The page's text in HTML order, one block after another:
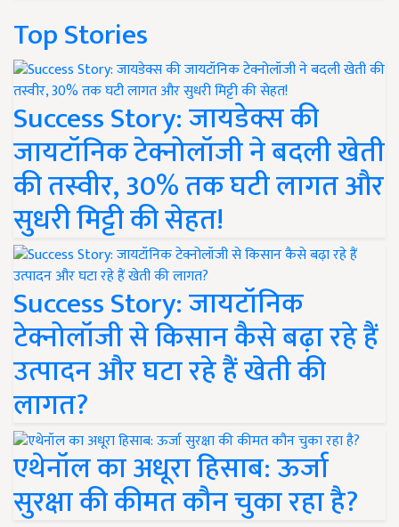
Top Stories
Success Story: जायडेक्स की
जायटॉनिक टेक्नोलॉजी ने बदली खेती
की तस्वीर, 30% तक घटी लागत और
सुधरी मिट्टी की सेहत!
Success Story: जायटॉनिक
टेक्नोलॉजी से किसान कैसे बढ़ा रहे हैं
उत्पादन और घटा रहे हैं खेती की
लागत?
एथेनॉल का अधूरा हिसाब: ऊर्जा
सुरक्षा की कीमत कौन चुका रहा है?